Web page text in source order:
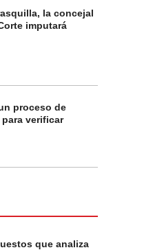
la concejal
imputará
proceso de
verificar
que analiza